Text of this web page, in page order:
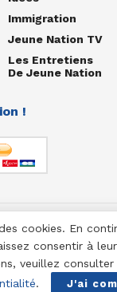
Immigration
Jeune Nation TV
Les Entretiens
De Jeune Nation
!
cookies. En
consentir à
veuillez consulter
. J'ai